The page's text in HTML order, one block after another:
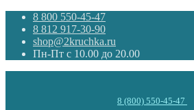
8 800 550-45-47
8 812 917-30-90
shop@2kruchka.ru
Пн-Пт с 10.00 до 20.00
8 (800) 550-45-47